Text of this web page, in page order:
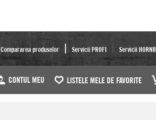
Compararea produselor Servicii PROFI Servicii
CONTUL MEU LISTELE MELE DE FAVORITE